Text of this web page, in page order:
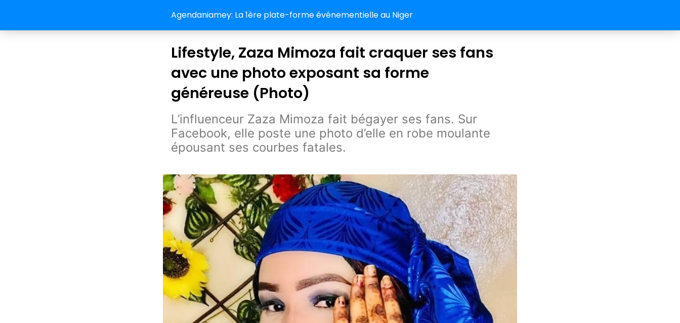
Agendaniamey: La 1ère plate-forme événementielle au Niger
Lifestyle, Zaza Mimoza fait craquer ses fans
avec une photo exposant sa forme
généreuse (Photo)
L’influenceur Zaza Mimoza fait bégayer ses fans. Sur
Facebook, elle poste une photo d’elle en robe moulante
épousant ses courbes fatales.